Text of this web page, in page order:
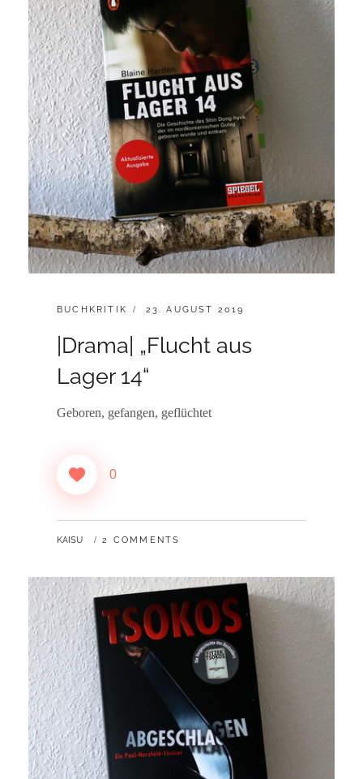
CATEGORIES:
BUCHKRITIK
POSTED
23. AUGUST 2019
|Drama| „Flucht aus
Lager 14“
Geboren, gefangen, geflüchtet
0
BY
KAISU 2 COMMENTS